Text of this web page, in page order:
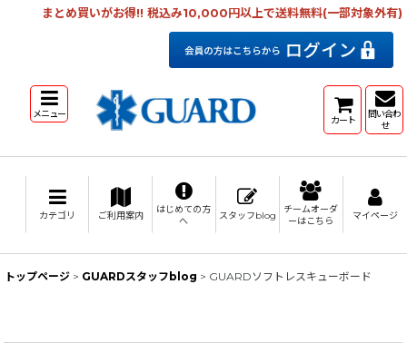
まとめ買いがお得!! 税込み10,000円以上で送料無料(一部対象外有)
メニュー カート
問い合わ
せ
カテゴリ ご利用案内
はじめての方
へ
スタッフblog
チームオーダ
ーはこちら
マイページ
トップページ > GUARDスタッフblog > GUARDソフトレスキューボード